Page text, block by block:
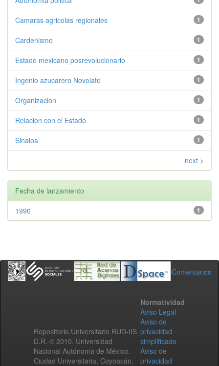
1
Camaras agricolas regionales
1
Cardenismo
1
Estado mexicano posrevolucionario
1
Ingenio azucarero Novolato
1
Organizacion
1
Relacion con el Estado
1
Sinaloa
next >
Fecha de lanzamiento
1
1990
Comentarios
Repositorio Universitario RUD-IIS
D.R. © 2010. Universidad
Nacional Autónoma de México.
Ciudad Universitaria, Coyoacán,
Normatividad
Aviso Legal
Aviso de
privacidad
simplificado
Aviso de
privacidad